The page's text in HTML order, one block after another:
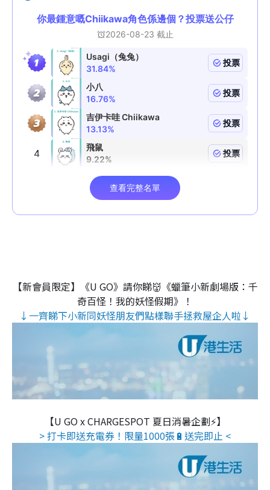
【新會員限定】《U GO》請你睇👹《蠟筆小新劇場版：千
奇百怪！我的妖怪假期》！
↓一齊睇下小新同妖怪朋友們點樣聯手拯救屋企人啦↓
【U GO x CHARGESPOT 夏日消暑企劃⚡】
> 打卡即送充電券！限量1000張🔋送完即止 <